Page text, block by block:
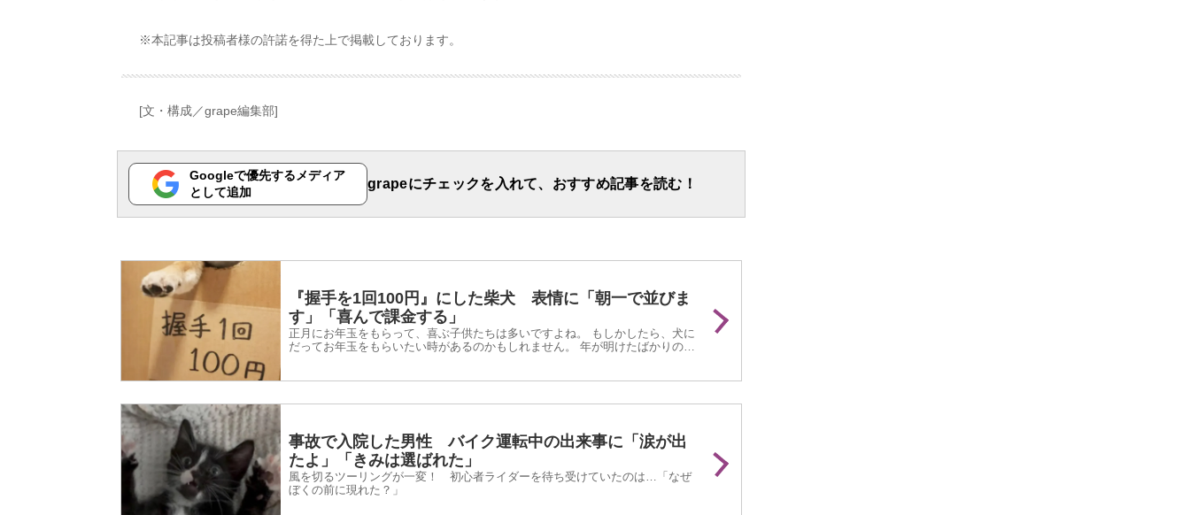
※本記事は投稿者様の許諾を得た上で掲載しております。
[文・構成／grape編集部]
Googleで優先するメディア
として追加
grapeにチェックを入れて、おすすめ記事を読む！
『握手を1回100円』にした柴犬 表情に「朝一で並びま
す」「喜んで課金する」
正月にお年玉をもらって、喜ぶ子供たちは多いですよね。 もしかしたら、犬に
だってお年玉をもらいたい時があるのかもしれません。 年が明けたばかりの
事故で入院した男性 バイク運転中の出来事に「涙が出
たよ」「きみは選ばれた」
風を切るツーリングが一変！ 初心者ライダーを待ち受けていたのは…「なぜ
ぼくの前に現れた？」